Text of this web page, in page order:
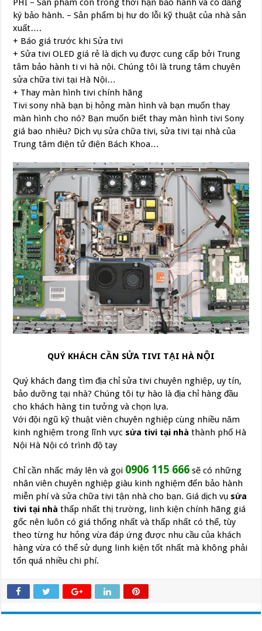
PHÍ – Sản phẩm còn trong thời hạn bảo hành và có đăng
ký bảo hành. – Sản phẩm bị hư do lỗi kỹ thuật của nhà sản
xuất….
+ Báo giá trước khi Sửa tivi
+ Sửa tivi OLED giá rẻ là dịch vụ được cung cấp bởi Trung
tâm bảo hành ti vi hà nội. Chúng tôi là trung tâm chuyên
sửa chữa tivi tại Hà Nội…
+ Thay màn hình tivi chính hãng
Tivi sony nhà bạn bị hỏng màn hình và bạn muốn thay
màn hình cho nó? Bạn muốn biết thay màn hình tivi Sony
giá bao nhiêu? Dịch vụ sửa chữa tivi, sửa tivi tại nhà của
Trung tâm điện tử điện Bách Khoa…
QUÝ KHÁCH CẦN SỬA TIVI TẠI HÀ NỘI
Quý khách đang tìm địa chỉ sửa tivi chuyên nghiệp, uy tín,
bảo dưỡng tại nhà? Chúng tôi tự hào là địa chỉ hàng đầu
cho khách hàng tin tưởng và chọn lựa.
Với đội ngũ kỹ thuật viên chuyên nghiệp cùng nhiều năm
kinh nghiệm trong lĩnh vực sửa tivi tại nhà thành phố Hà
Nội Hà Nội có trình độ tay
Chỉ cần nhấc máy lên và gọi 0906 115 666 sẽ có những
nhân viên chuyên nghiệp giàu kinh nghiệm đến bảo hành
miễn phí và sửa chữa tivi tận nhà cho bạn. Giá dịch vụ sửa
tivi tại nhà thấp nhất thị trường, linh kiện chính hãng giá
gốc nên luôn có giá thống nhất và thấp nhất có thể, tùy
theo từng hư hỏng vừa đáp ứng được nhu cầu của khách
hàng vừa có thể sử dụng linh kiện tốt nhất mà không phải
tốn quá nhiều chi phí.